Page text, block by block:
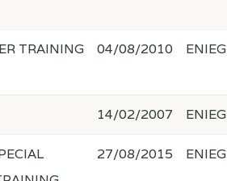
TRAINING
04/08/2010 ENIEG
14/02/2007 ENIEG
27/08/2015 ENIEG